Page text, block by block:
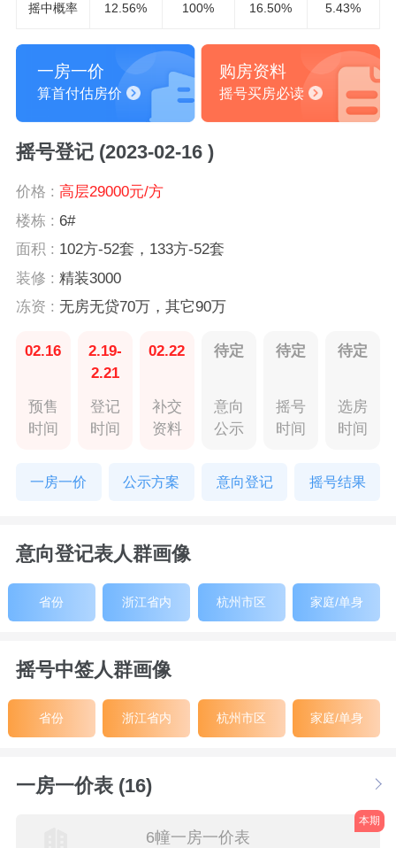
摇中概率 12.56% 100% 16.50% 5.43%
一房一价
算首付估房价
购房资料
摇号买房必读
摇号登记 (2023-02-16 )
价格 : 高层29000元/方
楼栋 : 6#
面积 : 102方-52套，133方-52套
装修 : 精装3000
冻资 : 无房无贷70万，其它90万
02.16
预售
时间
2.19-
2.21
登记
时间
02.22
补交
资料
待定
意向
公示
待定
摇号
时间
待定
选房
时间
一房一价 公示方案 意向登记 摇号结果
意向登记表人群画像
省份 浙江省内 杭州市区 家庭/单身
摇号中签人群画像
省份 浙江省内 杭州市区 家庭/单身
一房一价表 (16)
6幢一房一价表
本期